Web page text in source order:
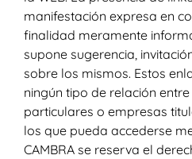
manifestación expresa en
finalidad meramente
supone sugerencia,
sobre los mismos. Estos
ningún tipo de relación entre
particulares o empresas
los que pueda accederse
CAMBRA se reserva el